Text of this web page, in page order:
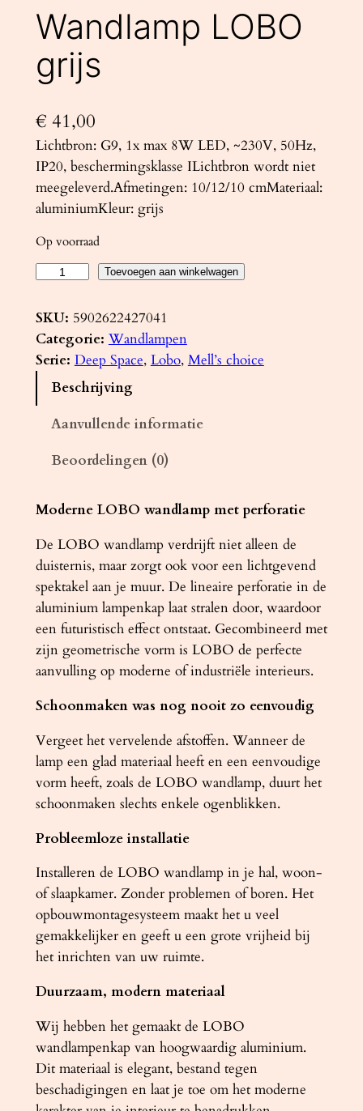
Wandlamp LOBO
grijs
€ 41,00
Lichtbron: G9, 1x max 8W LED, ~230V, 50Hz,
IP20, beschermingsklasse ILichtbron wordt niet
meegeleverd.Afmetingen: 10/12/10 cmMateriaal:
aluminiumKleur: grijs
Op voorraad
n
d
l
O
r
i
j
s
a
a
n
a
l
Toevoegen aan winkelwagen
SKU: 5902622427041
Categorie: Wandlampen
Serie: Deep Space, Lobo, Mell’s choice
Beschrijving
Aanvullende informatie
Beoordelingen (0)
Moderne LOBO wandlamp met perforatie
De LOBO wandlamp verdrijft niet alleen de
duisternis, maar zorgt ook voor een lichtgevend
spektakel aan je muur. De lineaire perforatie in de
aluminium lampenkap laat stralen door, waardoor
een futuristisch effect ontstaat. Gecombineerd met
zijn geometrische vorm is LOBO de perfecte
aanvulling op moderne of industriële interieurs.
Schoonmaken was nog nooit zo eenvoudig
Vergeet het vervelende afstoffen. Wanneer de
lamp een glad materiaal heeft en een eenvoudige
vorm heeft, zoals de LOBO wandlamp, duurt het
schoonmaken slechts enkele ogenblikken.
Probleemloze installatie
Installeren de LOBO wandlamp in je hal, woon-
of slaapkamer. Zonder problemen of boren. Het
opbouwmontagesysteem maakt het u veel
gemakkelijker en geeft u een grote vrijheid bij
het inrichten van uw ruimte.
Duurzaam, modern materiaal
Wij hebben het gemaakt de LOBO
wandlampenkap van hoogwaardig aluminium.
Dit materiaal is elegant, bestand tegen
beschadigingen en laat je toe om het moderne